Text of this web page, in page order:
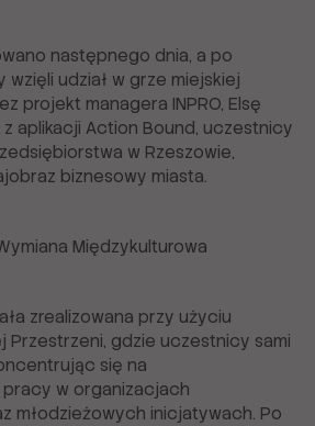
następnego dnia, a po
udział w grze miejskiej
projekt managera INPRO, Elsę
z aplikacji Action Bound, uczestnicy
w Rzeszowie,
biznesowy miasta.
Międzykulturowa
zrealizowana przy użyciu
Przestrzeni, gdzie uczestnicy sami
się na
w organizacjach
młodzieżowych inicjatywach. Po